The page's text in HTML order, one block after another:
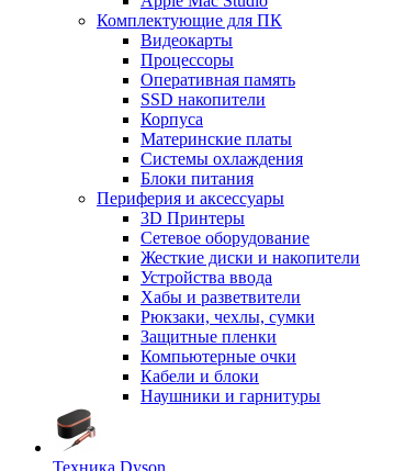
Комплектующие для ПК
Видеокарты
Процессоры
Оперативная память
SSD накопители
Корпуса
Материнские платы
Системы охлаждения
Блоки питания
Периферия и аксессуары
3D Принтеры
Сетевое оборудование
Жесткие диски и накопители
Устройства ввода
Хабы и разветвители
Рюкзаки, чехлы, сумки
Защитные пленки
Компьютерные очки
Кабели и блоки
Наушники и гарнитуры
Техника Dyson